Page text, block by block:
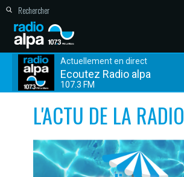
Actuellement en direct
Ecoutez Radio alpa
107.3 FM
L'ACTU DE LA RADIO